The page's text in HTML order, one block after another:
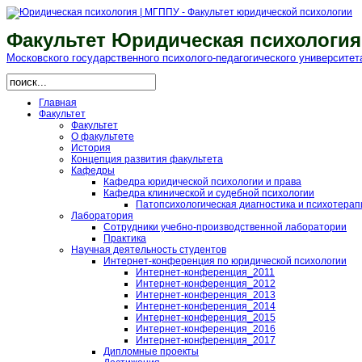
Факультет Юридическая психология
Московского гоcударственного психолого-педагогического
Главная
Факультет
Факультет
О факультете
История
Концепция развития факультета
Кафедры
Кафедра юридической психологии и права
Кафедра клинической и судебной психологии
Патопсихологическая диагностика и
Лаборатория
Сотрудники учебно-производственной лаборатории
Практика
Научная деятельность студентов
Интернет-конференция по юридической психологии
Интернет-конференция_2011
Интернет-конференция_2012
Интернет-конференция_2013
Интернет-конференция_2014
Интернет-конференция_2015
Интернет-конференция_2016
Интернет-конференция_2017
Дипломные проекты